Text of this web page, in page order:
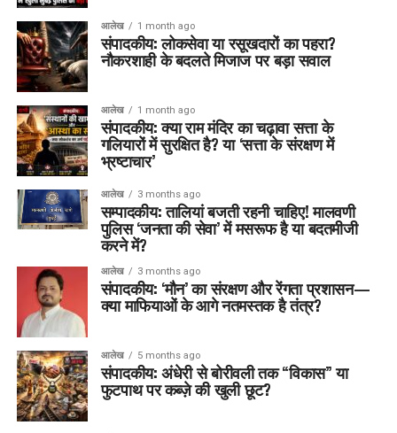
आलेख 1 month ago
संपादकीय: लोकसेवा या रसूखदारों का पहरा?
नौकरशाही के बदलते मिजाज पर बड़ा सवाल
आलेख 1 month ago
संपादकीय: क्या राम मंदिर का चढ़ावा सत्ता के
गलियारों में सुरक्षित है? या ‘सत्ता के संरक्षण में
भ्रष्टाचार’
आलेख 3 months ago
सम्पादकीय: तालियां बजती रहनी चाहिए! मालवणी
पुलिस ‘जनता की सेवा’ में मसरूफ है या बदतमीजी
करने में?
आलेख 3 months ago
संपादकीय: ‘मौन’ का संरक्षण और रेंगता प्रशासन—
क्या माफियाओं के आगे नतमस्तक है तंत्र?
आलेख 5 months ago
संपादकीय: अंधेरी से बोरीवली तक “विकास” या
फुटपाथ पर कब्ज़े की खुली छूट?